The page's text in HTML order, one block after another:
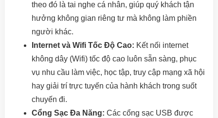
theo đó là tai nghe cá nhân, giúp quý khách tận
hưởng không gian riêng tư mà không làm phiền
người khác.
Internet và Wifi Tốc Độ Cao: Kết nối internet
không dây (Wifi) tốc độ cao luôn sẵn sàng, phục
vụ nhu cầu làm việc, học tập, truy cập mạng xã hội
hay giải trí trực tuyến của hành khách trong suốt
chuyến đi.
Cổng Sạc Đa Năng: Các cổng sạc USB được